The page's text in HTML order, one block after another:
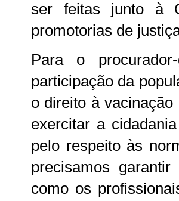
ser feitas junto à
promotorias de
Para o
participação da
o direito à
exercitar a
pelo respeito às
precisamos
como os